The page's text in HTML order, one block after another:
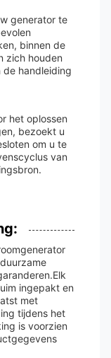
generator te
binnen de
zich houden
de handleiding
het oplossen
bezoekt u
om u te
van
ingepakt en
met
tijdens het
is voorzien